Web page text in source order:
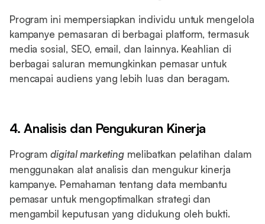
Program ini mempersiapkan individu untuk mengelola
kampanye pemasaran di berbagai platform, termasuk
media sosial, SEO, email, dan lainnya. Keahlian di
berbagai saluran memungkinkan pemasar untuk
mencapai audiens yang lebih luas dan beragam.
4. Analisis dan Pengukuran Kinerja
Programdigital marketing melibatkan pelatihan dalam
menggunakan alat analisis dan mengukur kinerja
kampanye. Pemahaman tentang data membantu
pemasar untuk mengoptimalkan strategi dan
mengambil keputusan yang didukung oleh bukti.